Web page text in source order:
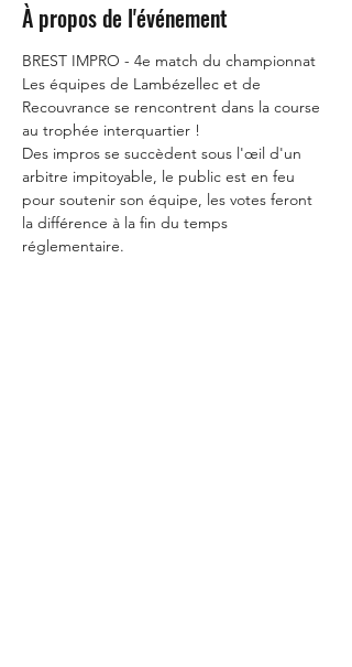
À propos de l'événement
BREST IMPRO - 4e match du championnat
Les équipes de Lambézellec et de
Recouvrance se rencontrent dans la course
au trophée interquartier !
Des impros se succèdent sous l'œil d'un
arbitre impitoyable, le public est en feu
pour soutenir son équipe, les votes feront
la différence à la fin du temps
réglementaire.